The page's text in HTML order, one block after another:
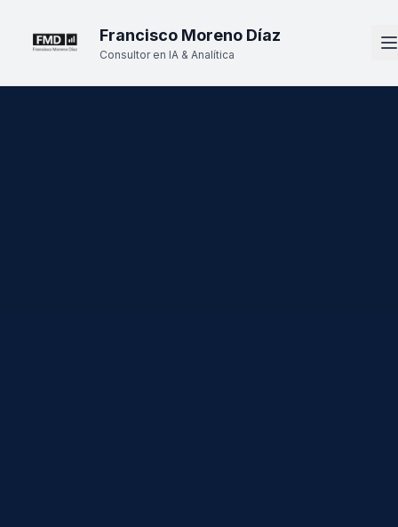
Francisco Moreno Díaz
Consultor en IA & Analítica